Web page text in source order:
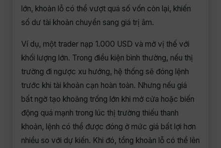
lớn, khoản lỗ có thể vượt quá số vốn còn lại, khiến
số dư tài khoản chuyển sang giá trị âm.
Ví dụ, một trader nạp 1.000 USD và mở vị thế với
khối lượng lớn. Trong điều kiện bình thường, nếu thị
trường đi ngược xu hướng, hệ thống sẽ đóng lệnh
trước khi tài khoản cạn hoàn toàn. Nhưng nếu giá
bất ngờ tạo khoảng trống lớn khi mở cửa hoặc biến
động quá mạnh trong lúc thị trường thiếu thanh
khoản, lệnh có thể được đóng ở mức giá bất lợi hơn
nhiều so với dự kiến. Khi đó, tổng khoản lỗ có thể lên